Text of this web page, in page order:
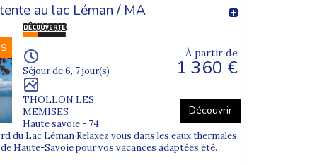
vous transporter par un
locale pour une immersion
d'encadrement. Dans le cadre de
de votre quotidien. Nous veillons à ce que
sontencadrés par une équipe de
la campagne.
Notre équipe d'accompagnateurs vous
entre deux visites culturelles.
au lac Léman / MA
Séjour de 6, 7 jour(s)
THOLLON LES
MEMISES
Haute savoie - 74
À partir de
1 360 €
Découvrir
du Lac Léman Relaxez vous dans les eaux thermales
Haute-Savoie pour vos vacances adaptées été.